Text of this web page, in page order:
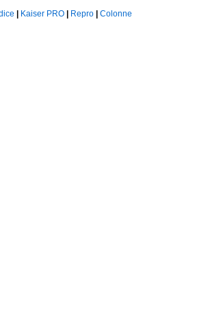
Kaiser PRO Repro
Colonne